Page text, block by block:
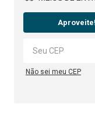
Aproveite!
Não sei meu CEP